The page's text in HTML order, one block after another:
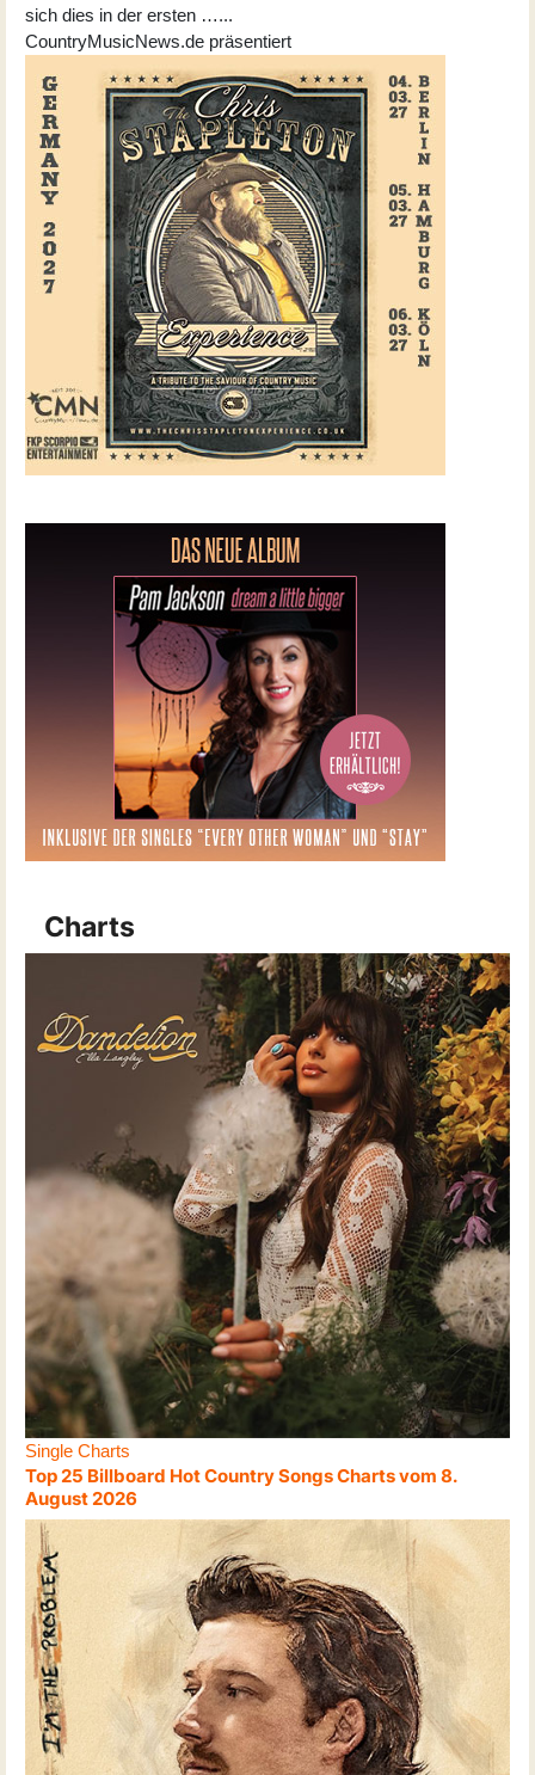
sich dies in der ersten …...
CountryMusicNews.de präsentiert
Charts
Single Charts
Top 25 Billboard Hot Country Songs Charts vom 8.
August 2026